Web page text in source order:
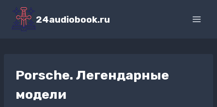
Перейти
содержимому
24audiobook.ru
Porsche. Легендарные
модели